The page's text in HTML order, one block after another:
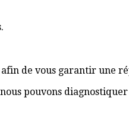
de vous garantir une
pouvons